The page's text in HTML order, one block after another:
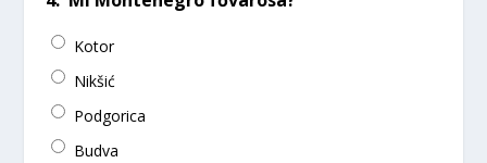
Kotor
Nikšić
Podgorica
Budva